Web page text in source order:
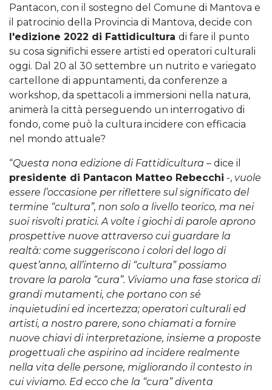
Pantacon, con il sostegno del Comune di Mantova e
il patrocinio della Provincia di Mantova, decide con
l'edizione 2022 di Fattidicultura di fare il punto
su cosa significhi essere artisti ed operatori culturali
oggi. Dal 20 al 30 settembre un nutrito e variegato
cartellone di appuntamenti, da conferenze a
workshop, da spettacoli a immersioni nella natura,
animerà la città perseguendo un interrogativo di
fondo, come può la cultura incidere con efficacia
nel mondo attuale?
“Questa nona edizione di Fattidicultura – dice il
presidente di Pantacon Matteo Rebecchi -, vuole
essere l’occasione per riflettere sul significato del
termine “cultura”, non solo a livello teorico, ma nei
suoi risvolti pratici. A volte i giochi di parole aprono
prospettive nuove attraverso cui guardare la
realtà: come suggeriscono i colori del logo di
quest’anno, all’interno di “cultura” possiamo
trovare la parola “cura”. Viviamo una fase storica di
grandi mutamenti, che portano con sé
inquietudini ed incertezza; operatori culturali ed
artisti, a nostro parere, sono chiamati a fornire
nuove chiavi di interpretazione, insieme a proposte
progettuali che aspirino ad incidere realmente
nella vita delle persone, migliorando il contesto in
cui viviamo. Ed ecco che la “cura” diventa